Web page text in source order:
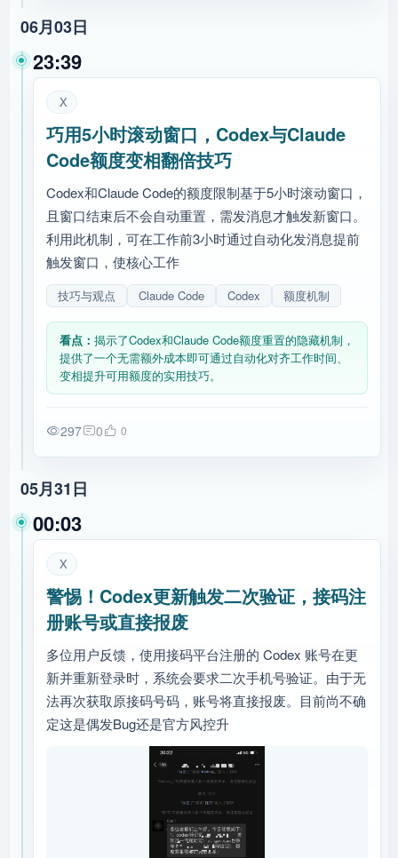
06月03日
23:39
X
巧用5小时滚动窗口，Codex与Claude
Code额度变相翻倍技巧
Codex和Claude Code的额度限制基于5小时滚动窗口，
且窗口结束后不会自动重置，需发消息才触发新窗口。
利用此机制，可在工作前3小时通过自动化发消息提前
触发窗口，使核心工作
技巧与观点 Claude Code Codex 额度机制
看点： 揭示了Codex和Claude Code额度重置的隐藏机制，
提供了一个无需额外成本即可通过自动化对齐工作时间、
变相提升可用额度的实用技巧。
297 0 0
05月31日
00:03
X
警惕！Codex更新触发二次验证，接码注
册账号或直接报废
多位用户反馈，使用接码平台注册的 Codex 账号在更
新并重新登录时，系统会要求二次手机号验证。由于无
法再次获取原接码号码，账号将直接报废。目前尚不确
定这是偶发Bug还是官方风控升